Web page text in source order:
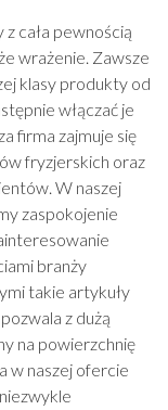
cała pewnością
wrażenie. Zawsze
klasy produkty od
włączać je
firma zajmuje się
fryzjerskich oraz
W naszej
zaspokojenie
branży
takie artykuły
z dużą
na powierzchnię
w naszej ofercie